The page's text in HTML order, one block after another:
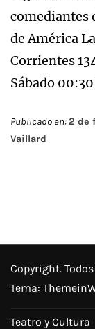
comediantes
de América
Corrientes
Sábado
Publicado en:2 de
Vaillard
Copyright.
Tema:
Teatro y Cultura